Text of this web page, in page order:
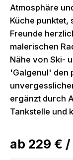
Atmosphäre
Küche punktet,
Freunde
malerischen
Nähe von Ski-
'Galgenul' den
ergänzt durch
Tankstelle und
ab 229 € /